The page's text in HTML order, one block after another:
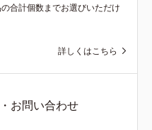
合計個数までお選びいただけ
詳しくはこちら
お問い合わせ